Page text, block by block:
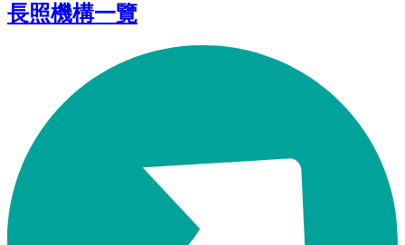
長照機構一覽